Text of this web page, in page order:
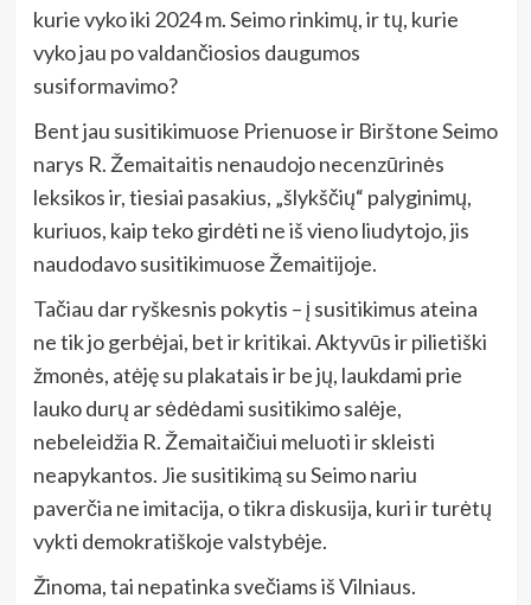
kurie vyko iki 2024 m. Seimo rinkimų, ir tų, kurie
vyko jau po valdančiosios daugumos
susiformavimo?
Bent jau susitikimuose Prienuose ir Birštone Seimo
narys R. Žemaitaitis nenaudojo necenzūrinės
leksikos ir, tiesiai pasakius, „šlykščių“ palyginimų,
kuriuos, kaip teko girdėti ne iš vieno liudytojo, jis
naudodavo susitikimuose Žemaitijoje.
Tačiau dar ryškesnis pokytis – į susitikimus ateina
ne tik jo gerbėjai, bet ir kritikai. Aktyvūs ir pilietiški
žmonės, atėję su plakatais ir be jų, laukdami prie
lauko durų ar sėdėdami susitikimo salėje,
nebeleidžia R. Žemaitaičiui meluoti ir skleisti
neapykantos. Jie susitikimą su Seimo nariu
paverčia ne imitacija, o tikra diskusija, kuri ir turėtų
vykti demokratiškoje valstybėje.
Žinoma, tai nepatinka svečiams iš Vilniaus.